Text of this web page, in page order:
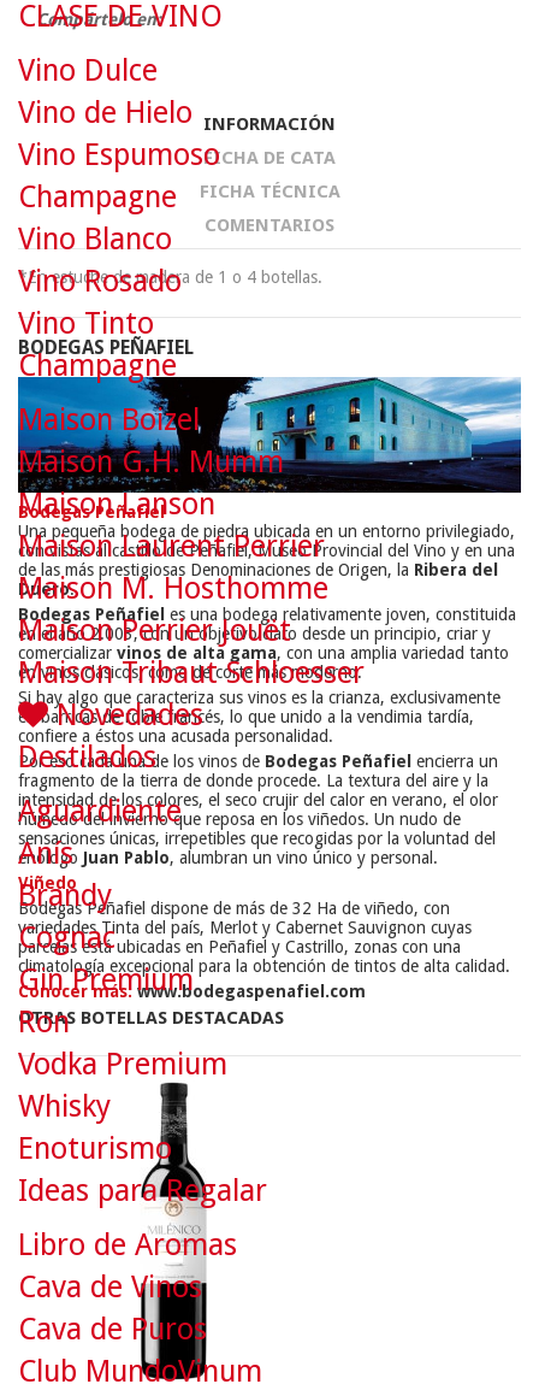
Compártelo en:
INFORMACIÓN
FICHA DE CATA
FICHA TÉCNICA
COMENTARIOS
*En estuche de madera de 1 o 4 botellas.
BODEGAS PEÑAFIEL
Bodegas Peñafiel
Una pequeña bodega de piedra ubicada en un entorno privilegiado,
con vistas al castillo de Peñafiel, Museo Provincial del Vino y en una
de las más prestigiosas Denominaciones de Origen, la Ribera del
Duero.
Bodegas Peñafiel es una bodega relativamente joven, constituida
en el año 2.003, con un objetivo claro desde un principio, criar y
comercializar vinos de alta gama, con una amplia variedad tanto
en vinos clásicos, como de corte más moderno.
Si hay algo que caracteriza sus vinos es la crianza, exclusivamente
en barricas de roble francés, lo que unido a la vendimia tardía,
confiere a éstos una acusada personalidad.
Por eso cada una de los vinos de Bodegas Peñafiel encierra un
fragmento de la tierra de donde procede. La textura del aire y la
intensidad de los colores, el seco crujir del calor en verano, el olor
húmedo del invierno que reposa en los viñedos. Un nudo de
sensaciones únicas, irrepetibles que recogidas por la voluntad del
enólogo Juan Pablo, alumbran un vino único y personal.
Viñedo
Bodegas Peñafiel dispone de más de 32 Ha de viñedo, con
variedades Tinta del país, Merlot y Cabernet Sauvignon cuyas
parcelas está ubicadas en Peñafiel y Castrillo, zonas con una
climatología excepcional para la obtención de tintos de alta calidad.
Conocer más: www.bodegaspenafiel.com
OTRAS BOTELLAS DESTACADAS
CLASE DE VINO
Vino Dulce
Vino de Hielo
Vino Espumoso
Champagne
Vino Blanco
Vino Rosado
Vino Tinto
Champagne
Maison Boizel
Maison G.H. Mumm
Maison Lanson
Maison Laurent Perrier
Maison M. Hosthomme
Maison Perrier Jouët
Maison Tribaut Schloesser
Novedades
Destilados
Aguardiente
Anís
Brandy
Cognac
Gin Premium
Ron
Vodka Premium
Whisky
Enoturismo
Ideas para Regalar
Libro de Aromas
Cava de Vinos
Cava de Puros
Club MundoVinum